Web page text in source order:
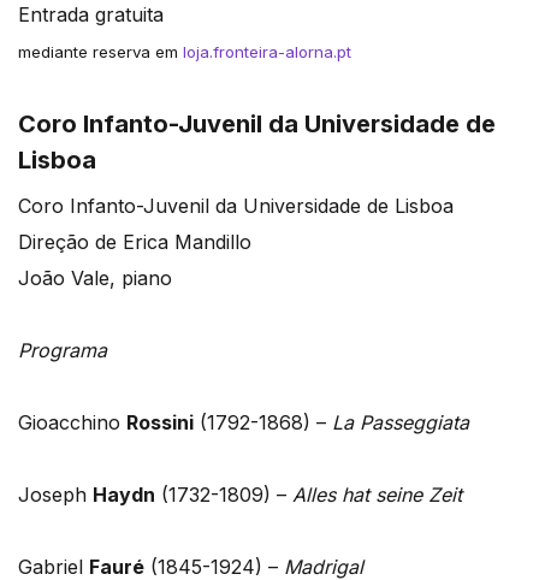
Entrada gratuita
mediante reserva em loja.fronteira-alorna.pt
Coro Infanto-Juvenil da Universidade de
Lisboa
Coro Infanto-Juvenil da Universidade de Lisboa
Direção de Erica Mandillo
João Vale, piano
Programa
Gioacchino Rossini (1792-1868) – La Passeggiata
Joseph Haydn (1732-1809) – Alles hat seine Zeit
Gabriel Fauré (1845-1924) – Madrigal